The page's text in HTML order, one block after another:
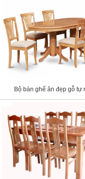
Bộ bàn ghế ăn đẹp gỗ tự